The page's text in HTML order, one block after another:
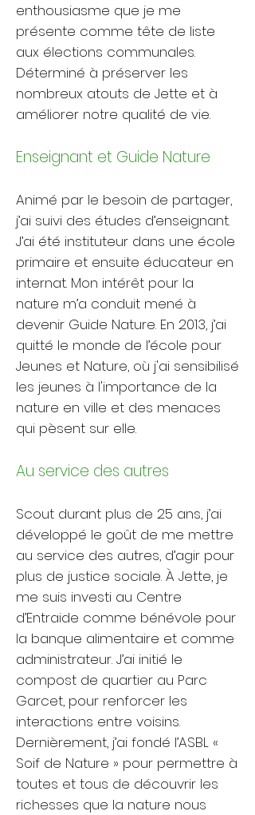
enthousiasme que je me
présente comme tête de liste
aux élections communales.
Déterminé à préserver les
nombreux atouts de Jette et à
améliorer notre qualité de vie.​
Enseignant et Guide Nature​
Animé par le besoin de partager,
j’ai suivi des études d’enseignant.
J’ai été instituteur dans une école
primaire et ensuite éducateur en
internat. Mon intérêt pour la
nature m’a conduit mené à
devenir Guide Nature. En 2013, j’ai
quitté le monde de l’école pour
Jeunes et Nature, où j'ai sensibilisé
les jeunes à l'importance de la
nature en ville et des menaces
qui pèsent sur elle.​​
Au service des autres​
Scout durant plus de 25 ans, j’ai
développé le goût de me mettre
au service des autres, d’agir pour
plus de justice sociale. À Jette, je
me suis investi au Centre
d’Entraide comme bénévole pour
la banque alimentaire et comme
administrateur. J’ai initié le
compost de quartier au Parc
Garcet, pour renforcer les
interactions entre voisins.
Dernièrement, j’ai fondé l’ASBL «
Soif de Nature » pour permettre à
toutes et tous de découvrir les
richesses que la nature nous